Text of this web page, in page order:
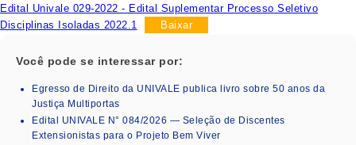
Edital Univale 029-2022 - Edital Suplementar Processo Seletivo
Disciplinas Isoladas 2022.1
Baixar
Você pode se interessar por:
Egresso de Direito da UNIVALE publica livro sobre 50 anos da
Justiça Multiportas
Edital UNIVALE N° 084/2026 — Seleção de Discentes
Extensionistas para o Projeto Bem Viver